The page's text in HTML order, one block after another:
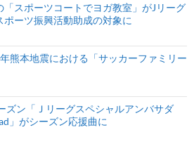
スポーツコートでヨガ教室」がJリーグ
ーツ振興活動助成の対象に
熊本地震における「サッカーファミリー
ズン「Ｊリーグスペシャルアンバサダ
」がシーズン応援曲に